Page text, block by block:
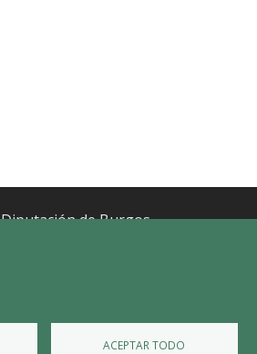
ACEPTAR TODO
Diputación de Burgos